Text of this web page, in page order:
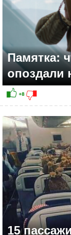
+5
Памятка:
опоздали
15